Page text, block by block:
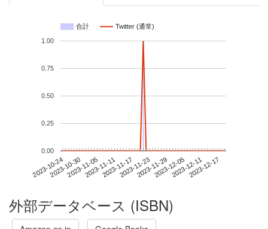
合計 Twitter (通常)
2023-10-242023-10-302023-11-052023-11-112023-11-172023-11-232023-11-292023-12-052023-12-112023-12-17
0.00
0.25
0.50
0.75
1.00
外部データベース (ISBN)